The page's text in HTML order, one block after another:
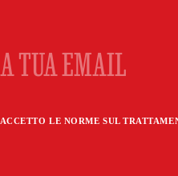
ACCETTO LE NORME SUL